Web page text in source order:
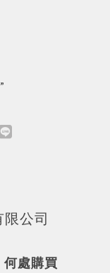
公司
何處購買